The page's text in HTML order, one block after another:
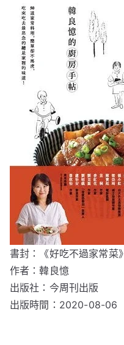
書封：《好吃不過家常菜》
作者：韓良憶
出版社：今周刊出版
出版時間：2020-08-06